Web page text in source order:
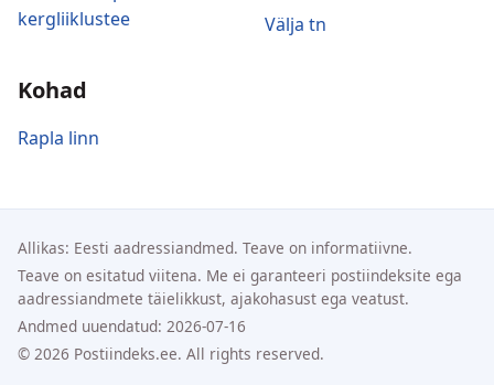
kergliiklustee
Välja tn
Kohad
Rapla linn
Allikas: Eesti aadressiandmed. Teave on informatiivne.
Teave on esitatud viitena. Me ei garanteeri postiindeksite ega
aadressiandmete täielikkust, ajakohasust ega veatust.
Andmed uuendatud: 2026-07-16
© 2026 Postiindeks.ee. All rights reserved.